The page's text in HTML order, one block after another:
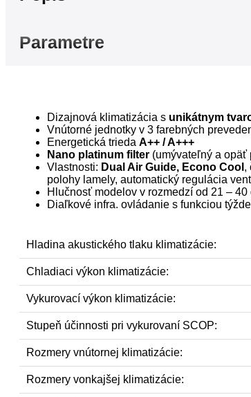
MUZ-
Parametre
Dizajnová klimatizácia s unikátnym
Vnútorné jednotky v 3 farebných
Energetická trieda A++ / A+++
Nano platinum filter (umývateľný a opäť
Vlastnosti: Dual Air Guide, Econo Cool ,
polohy lamely, automatický regulácia
Hlučnosť modelov v rozmedzí od 21 – 40
Diaľkové infra. ovládanie s funkciou
Hladina akustického tlaku klimatizácie:
Chladiaci výkon klimatizácie:
Vykurovací výkon klimatizácie:
Stupeň účinnosti pri vykurovaní SCOP:
Rozmery vnútornej klimatizácie:
Rozmery vonkajšej klimatizácie: